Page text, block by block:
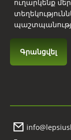
ուղարկենք